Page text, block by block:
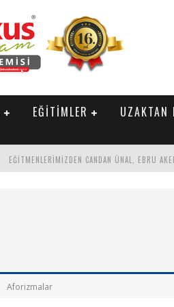
EĞİTİMLER UZAKTAN
Aforizmalar